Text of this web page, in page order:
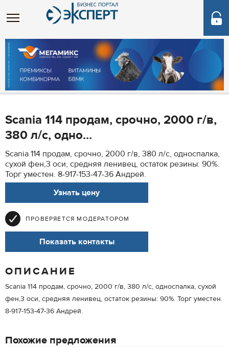
Scania 114 продам, срочно, 2000 г/в,
380 л/с, одно...
Scania 114 продам, срочно, 2000 г/в, 380 л/с, односпалка,
сухой фен,3 оси, средняя ленивец, остаток резины: 90%.
Торг уместен. 8-917-153-47-36 Андрей.
Узнать цену
ПРОВЕРЯЕТСЯ МОДЕРАТОРОМ
Показать контакты
ОПИСАНИЕ
Scania 114 продам, срочно, 2000 г/в, 380 л/с, односпалка, сухой
фен,3 оси, средняя ленивец, остаток резины: 90%. Торг уместен.
8-917-153-47-36 Андрей.
Похожие предложения